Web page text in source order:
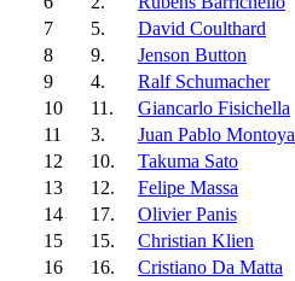
7
5. David Coulthard
8
9. Jenson Button
9
4. Ralf Schumacher
10
11. Giancarlo Fisichella
11
3. Juan Pablo Montoya
12
10. Takuma Sato
13
12. Felipe Massa
14
17. Olivier Panis
15
15. Christian Klien
16
16. Cristiano Da Matta